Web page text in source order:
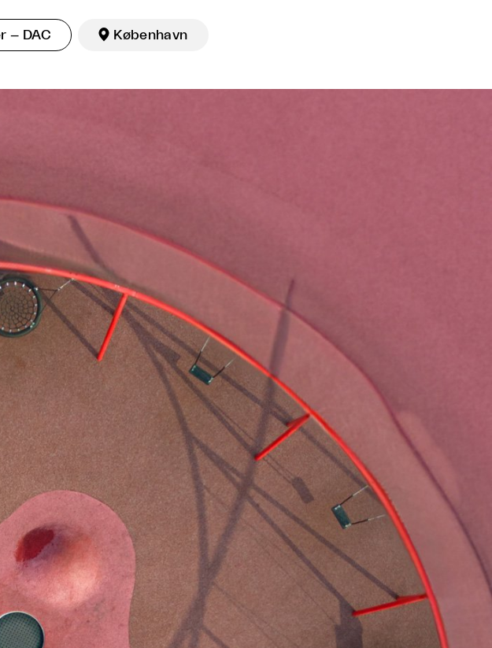
– DAC  København